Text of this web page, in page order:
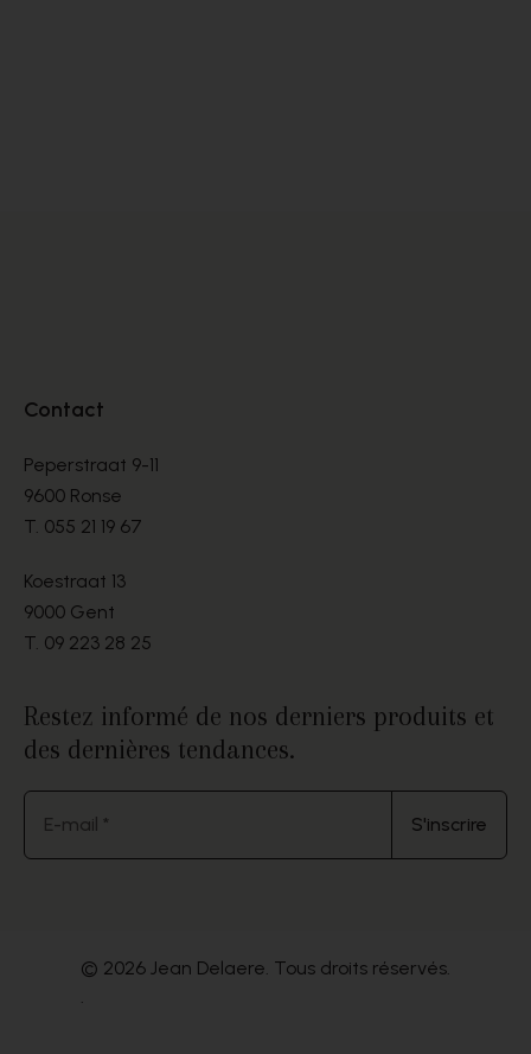
Contact
Peperstraat 9-11
9600 Ronse
T. 055 21 19 67
Koestraat 13
9000 Gent
T. 09 223 28 25
Restez informé de nos derniers produits et
des dernières tendances.
E-mail * S'inscrire
© 2026 Jean Delaere. Tous droits réservés.
.